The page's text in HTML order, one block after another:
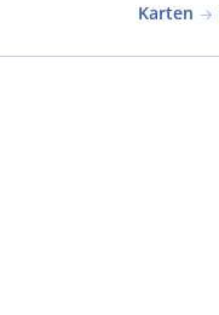
Karten